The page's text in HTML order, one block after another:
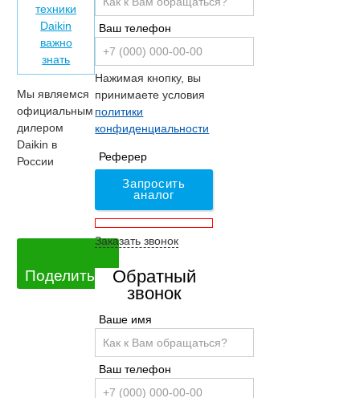
Ваш телефон
Нажимая кнопку, вы
принимаете условия
политики
конфиденциальности
Реферер
Запросить
аналог
Заказать звонок
Обратный
звонок
Ваше имя
Ваш телефон
техники
Daikin
важно
знать
Мы являемся
официальным
дилером
Daikin в
России
Поделиться